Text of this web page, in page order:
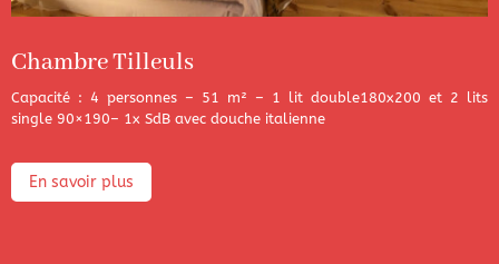
Chambre Tilleuls
Capacité : 4 personnes – 51 m² – 1 lit double180x200 et 2 lits
single 90×190– 1x SdB avec douche italienne
En savoir plus